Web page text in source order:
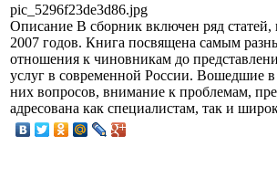
pic_5296f23de3d86.jpg
Описание В сборник включен ряд
2007 годов. Книга посвящена самым
отношения к чиновникам до
услуг в современной России. Вошедшие в
них вопросов, внимание к проблемам,
адресована как специалистам, так и